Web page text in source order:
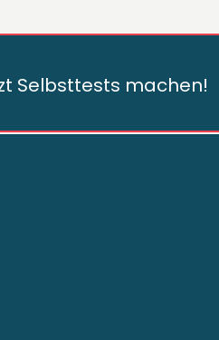
Selbsttests machen!